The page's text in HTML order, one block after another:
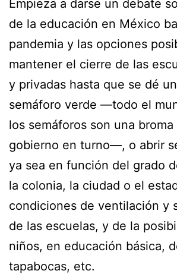
Empieza a darse un debate
de la educación en México
pandemia y las opciones
mantener el cierre de las
y privadas hasta que se dé
semáforo verde —todo el
los semáforos son una broma
gobierno en turno—, o abrir
ya sea en función del grado
la colonia, la ciudad o el
condiciones de ventilación y
de las escuelas, y de la
niños, en educación básica,
tapabocas, etc.